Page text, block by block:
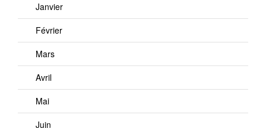
Janvier
Février
Mars
Avril
Mai
Juin